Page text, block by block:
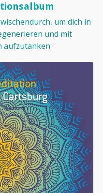
um dich in
und mit
aufzutanken